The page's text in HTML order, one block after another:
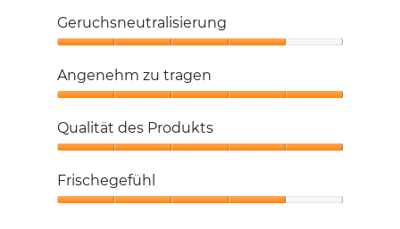
Geruchsneutralisierung
4
von
Angenehm zu tragen
zu
tragen,
von
5
Qualität des Produkts
des
Produkts,
Frischegefühl